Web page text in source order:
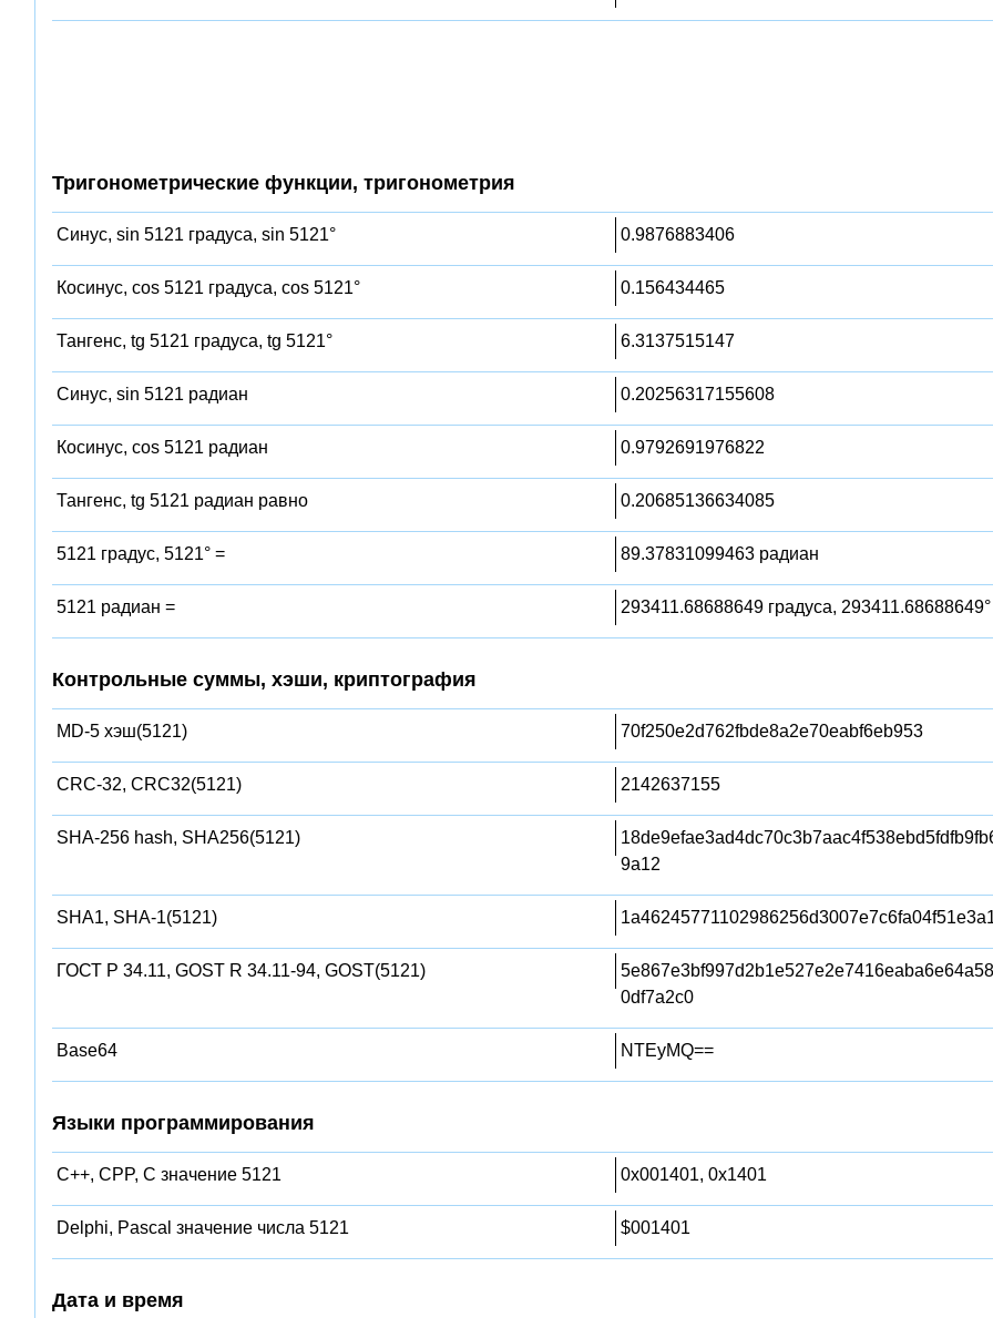
Тригонометрические функции, тригонометрия
Синус, sin 5121 градуса, sin 5121° 0.9876883406
Косинус, cos 5121 градуса, cos 5121° 0.156434465
Тангенс, tg 5121 градуса, tg 5121° 6.3137515147
Синус, sin 5121 радиан 0.20256317155608
Косинус, cos 5121 радиан 0.9792691976822
Тангенс, tg 5121 радиан равно 0.20685136634085
5121 градус, 5121° = 89.37831099463 радиан
5121 радиан = 293411.68688649 градуса, 293411.68688649°
Контрольные суммы, хэши, криптография
MD-5 хэш(5121) 70f250e2d762fbde8a2e70eabf6eb953
CRC-32, CRC32(5121) 2142637155
SHA-256 hash, SHA256(5121)
9a12
SHA1, SHA-1(5121)
ГОСТ Р 34.11, GOST R 34.11-94, GOST(5121)
0df7a2c0
Base64 NTEyMQ==
Языки программирования
C++, CPP, C значение 5121 0x001401, 0x1401
Delphi, Pascal значение числа 5121 $001401
Дата и время